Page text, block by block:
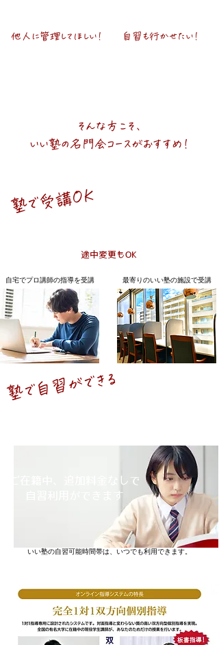
​他人に管理してほしい！ ​自習も行かせたい！
そんな方こそ、
いい塾の名門会コースがおすすめ！
塾で受講OK
途中変更もOK
​自宅でプロ講師の指導を受講 最寄りのいい塾の施設で受講
塾で自習ができる
ご在籍中、追加料金なしで
​自習利用ができます
いい塾の自習可能時間帯は、いつでも利用できます。